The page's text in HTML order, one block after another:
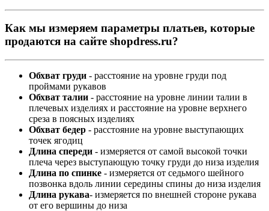
Как мы измеряем параметры платьев, которые
продаются на сайте shopdress.ru?
Обхват груди - расстояние на уровне груди под
проймами рукавов
Обхват талии - расстояние на уровне линии талии в
плечевых изделиях и расстояние на уровне верхнего
среза в поясных изделиях
Обхват бедер - расстояние на уровне выступающих
точек ягодиц
Длина спереди - измеряется от самой высокой точки
плеча через выступающую точку груди до низа изделия
Длина по спинке - измеряется от седьмого шейного
позвонка вдоль линии середины спины до низа изделия
Длина рукава- измеряется по внешней стороне рукава
от его вершины до низа